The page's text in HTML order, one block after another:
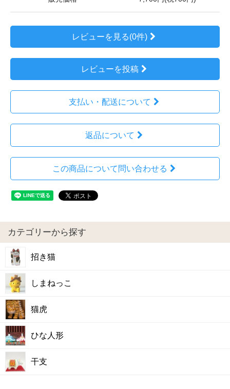
レビューを見る(0件)
レビューを投稿
支払い・配送について
返品について
この商品について問い合わせる
カテゴリーから探す
招き猫
しまねっこ
猫虎
ひな人形
干支